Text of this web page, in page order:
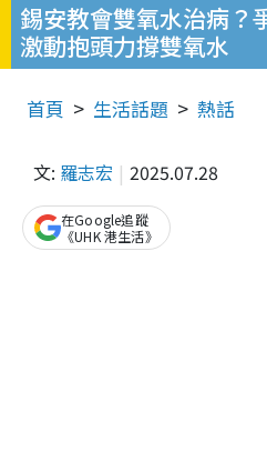
錫安教會雙氧水治病？
激動抱頭力撐雙氧水
首頁 生活話題 熱話
文: 羅志宏 2025.07.28
在Google追蹤
《UHK 港生活》